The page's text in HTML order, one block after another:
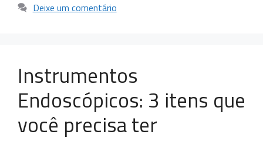
Deixe um comentário
Instrumentos
Endoscópicos: 3 itens que
você precisa ter